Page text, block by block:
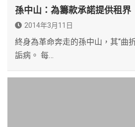
孫中山：為籌款承諾提供租界
2014年3月11日
終身為革命奔走的孫中山，其“曲
詬病。 每…